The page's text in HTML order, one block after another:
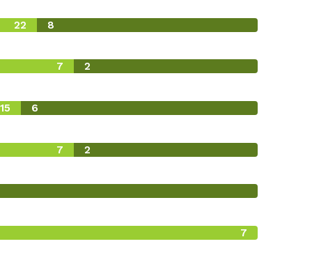
22 8
7 2
15 6
7 2
7